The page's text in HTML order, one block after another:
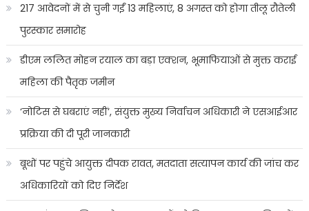
217 आवेदनों में से चुनी गईं 13 महिलाएं, 8 अगस्त को होगा तीलू रौतेली
पुरस्कार समारोह
डीएम ललित मोहन रयाल का बड़ा एक्शन, भूमाफियाओं से मुक्त कराई
महिला की पैतृक जमीन
‘नोटिस से घबराएं नहीं’, संयुक्त मुख्य निर्वाचन अधिकारी ने एसआईआर
प्रक्रिया की दी पूरी जानकारी
बूथों पर पहुंचे आयुक्त दीपक रावत, मतदाता सत्यापन कार्य की जांच कर
अधिकारियों को दिए निर्देश